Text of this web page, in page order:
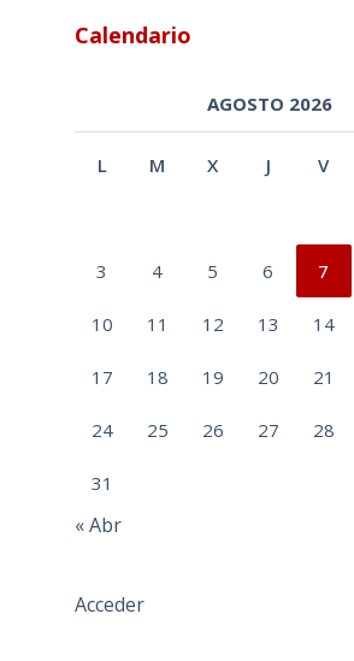
Calendario
AGOSTO 2026
L M X J V
3 4 5 6 7
10 11 12 13 14
17 18 19 20 21
24 25 26 27 28
31
« Abr
Acceder